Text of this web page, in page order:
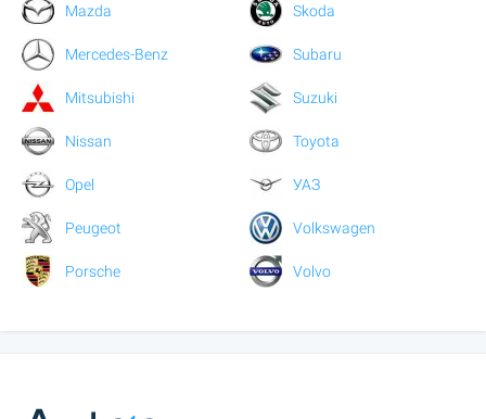
Mazda
Mercedes-Benz
Mitsubishi
Nissan
Opel
Peugeot
Porsche
Skoda
Subaru
Suzuki
Toyota
УАЗ
Volkswagen
Volvo